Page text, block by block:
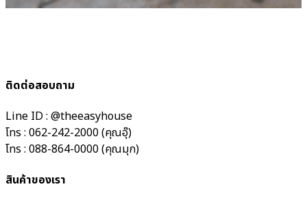
ติดต่อสอบถาม
Line ID : @theeasyhouse
โทร : 062-242-2000 (คุณอุ๊)
โทร : 088-864-0000 (คุณมุก)
สินค้าของเรา